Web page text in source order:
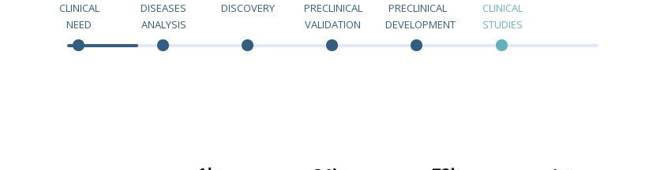
CLINICAL
NEED
DISEASES
ANALYSIS
DISCOVERY
PRECLINICAL
VALIDATION
PRECLINICAL
DEVELOPMENT
CLINICAL
STUDIES